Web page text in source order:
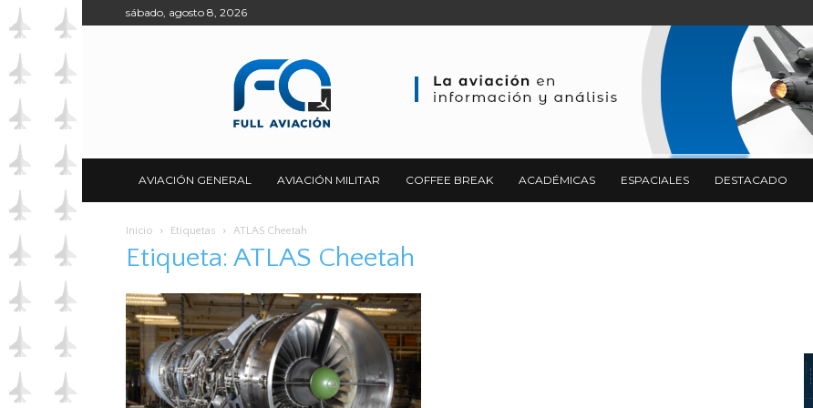
sábado, agosto 8, 2026
AVIACIÓN GENERAL AVIACIÓN MILITAR COFFEE BREAK ACADÉMICAS ESPACIALES DESTACADO
Inicio Etiquetas ATLAS Cheetah
Etiqueta: ATLAS Cheetah